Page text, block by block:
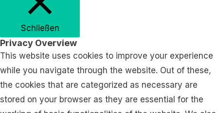
Schließen
Privacy Overview
This website uses cookies to improve your experience
while you navigate through the website. Out of these,
the cookies that are categorized as necessary are
stored on your browser as they are essential for the